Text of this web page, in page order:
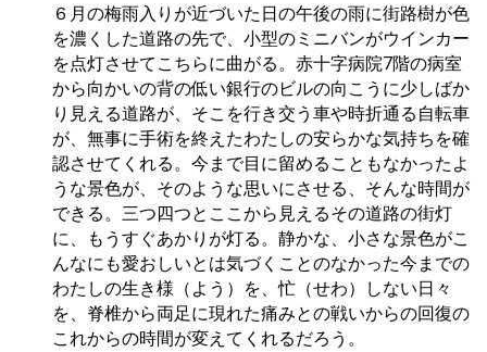
６月の梅雨入りが近づいた日の午後の雨に街路樹が色
を濃くした道路の先で、小型のミニバンがウインカー
を点灯させてこちらに曲がる。赤十字病院7階の病室
から向かいの背の低い銀行のビルの向こうに少しばか
り見える道路が、そこを行き交う車や時折通る自転車
が、無事に手術を終えたわたしの安らかな気持ちを確
認させてくれる。今まで目に留めることもなかったよ
うな景色が、そのような思いにさせる、そんな時間が
できる。三つ四つとここから見えるその道路の街灯
に、もうすぐあかりが灯る。静かな、小さな景色がこ
んなにも愛おしいとは気づくことのなかった今までの
わたしの生き様（よう）を、忙（せわ）しない日々
を、脊椎から両足に現れた痛みとの戦いからの回復の
これからの時間が変えてくれるだろう。